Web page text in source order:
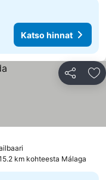
Katso hinnat
Jaa
km kohteesta Málaga